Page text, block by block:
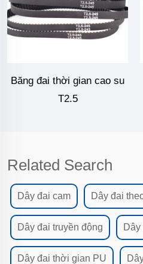
Băng đai thời gian cao su
T2.5
Related Search
Dây đai cam Dây đai
Dây đai truyền động Dây
Dây đai thời gian PU